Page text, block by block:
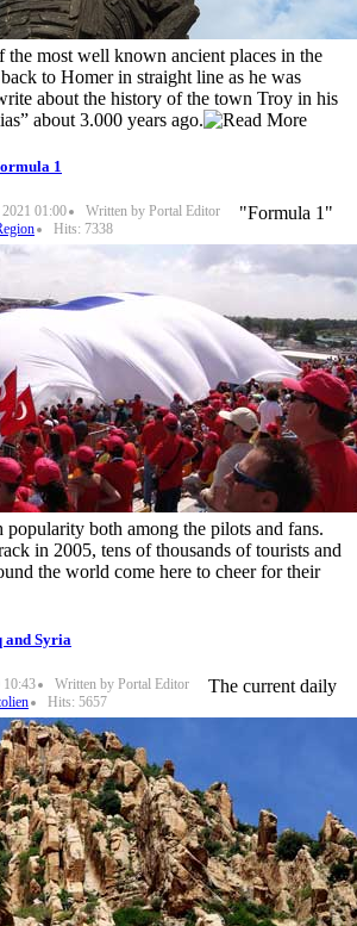
the most well known ancient places in the
to Homer in straight line as he was
about the history of the town Troy in his
about 3.000 years ago.
1
01:00
Written by Portal Editor
Hits: 7338
"Formula 1"
both among the pilots and fans.
in 2005, tens of thousands of tourists and
the world come here to cheer for their
and Syria
10:43
Written by Portal Editor
Hits: 5657
The current daily